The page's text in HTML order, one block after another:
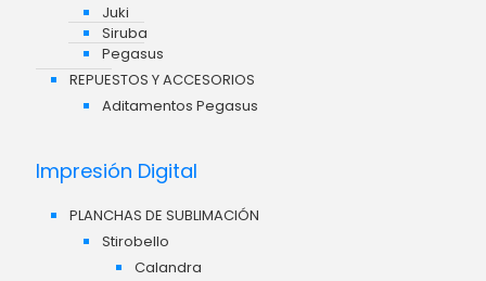
Juki
Siruba
Pegasus
REPUESTOS Y ACCESORIOS
Aditamentos Pegasus
Impresión Digital
PLANCHAS DE SUBLIMACIÓN
Stirobello
Calandra